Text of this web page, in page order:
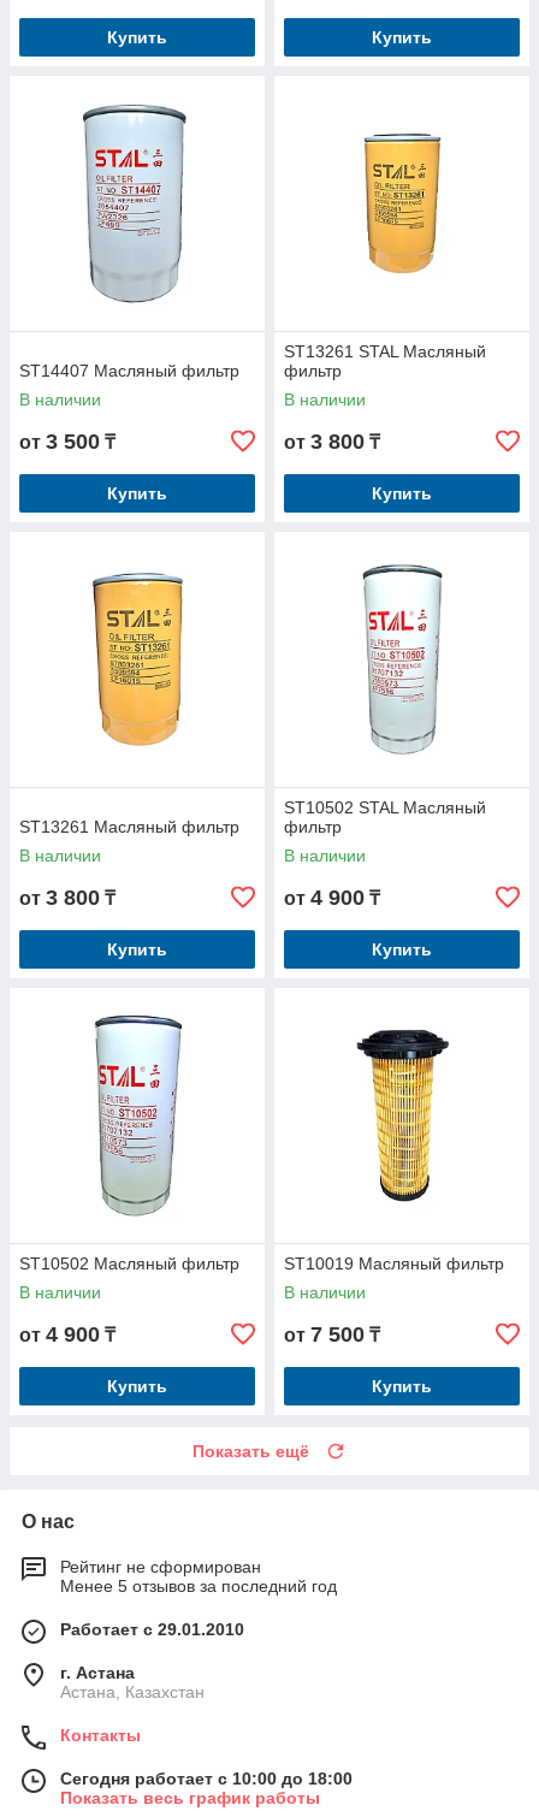
Купить Купить
ST14407 Масляный фильтр
В наличии
от 3 500 ₸
Купить
ST13261 STAL Масляный
фильтр
В наличии
от 3 800 ₸
Купить
ST13261 Масляный фильтр
В наличии
от 3 800 ₸
Купить
ST10502 STAL Масляный
фильтр
В наличии
от 4 900 ₸
Купить
ST10502 Масляный фильтр
В наличии
от 4 900 ₸
Купить
ST10019 Масляный фильтр
В наличии
от 7 500 ₸
Купить
Показать ещё
О нас
Рейтинг не сформирован
Менее 5 отзывов за последний год
Работает с 29.01.2010
г. Астана
Астана, Казахстан
Контакты
Сегодня работает с 10:00 до 18:00
Показать весь график работы